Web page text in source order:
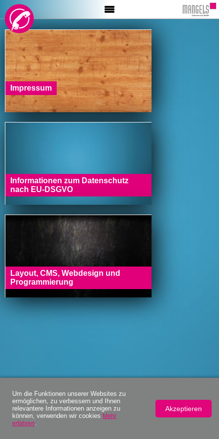
Um die Funktionen unserer Websites zu
ermöglichen, zu verbessern und Ihnen
relevantere Informationen anzeigen zu
können, verwenden wir cookies Mehr
erfahren.
Akzeptieren
AKTIONEN
INFO
MALER
BÖDEN
TAPETE
GLASER
BESCHRIFTUNG
VIDEO
Impressum
Informationen zum Datenschutz
nach EU-DSGVO
Layout, CMS, Webdesign und
Programmierung